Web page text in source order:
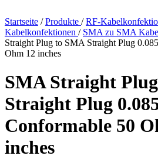
Startseite / Produkte / RF-
Kabelkonfektionen / SMA zu SMA
Straight Plug to SMA Straight Plug
Ohm 12 inches
SMA Straight
Straight Plug
Conformable 50
inches